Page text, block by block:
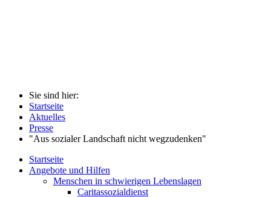
Sie sind hier:
Startseite
Aktuelles
Presse
"Aus sozialer Landschaft nicht wegzudenken"
Startseite
Angebote und Hilfen
Menschen in schwierigen Lebenslagen
Caritassozialdienst